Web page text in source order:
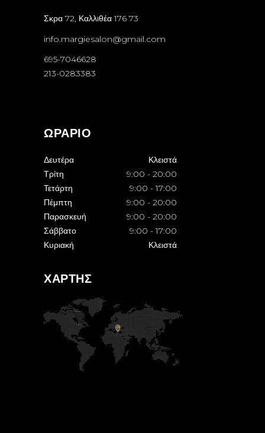
Σκρα 72, Καλλιθέα 176 73
info.margiesalon@gmail.com
695-7046628
213-0283383
ΩΡΑΡΙΟ
Δευτέρα
Κλειστά
Τρίτη
9:00 - 20:00
Τετάρτη
9:00 - 17:00
Πέμπτη
9:00 - 20:00
Παρασκευή
9:00 - 20:00
Σάββατο
9:00 - 17:00
Κυριακή
Κλειστά
ΧΑΡΤΗΣ